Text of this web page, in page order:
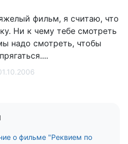
фильм, я считаю, что
Ни к чему тебе смотреть
надо смотреть, чтобы
о фильме "Реквием по